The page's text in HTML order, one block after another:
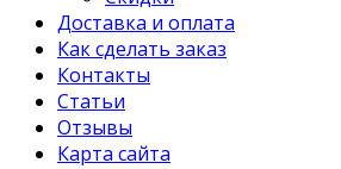
Доставка и оплата
Как сделать заказ
Контакты
Статьи
Отзывы
Карта сайта